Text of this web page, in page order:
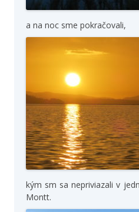
a na noc sme pokračovali,
kým sm sa nepriviazali v
Montt.